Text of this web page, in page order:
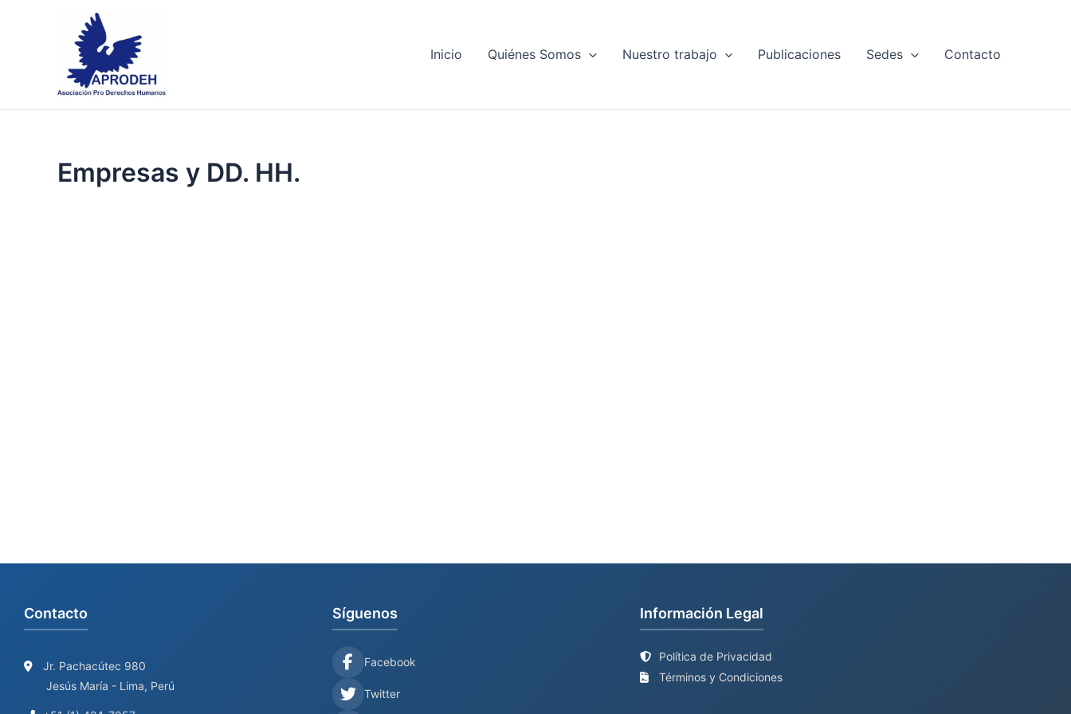
Inicio Quiénes Somos Nuestro trabajo Publicaciones Sedes Contacto
Empresas y DD. HH.
Contacto
Jr. Pachacútec 980
Jesús María - Lima, Perú
Síguenos
Facebook
Twitter
Información Legal
Política de Privacidad
Términos y Condiciones